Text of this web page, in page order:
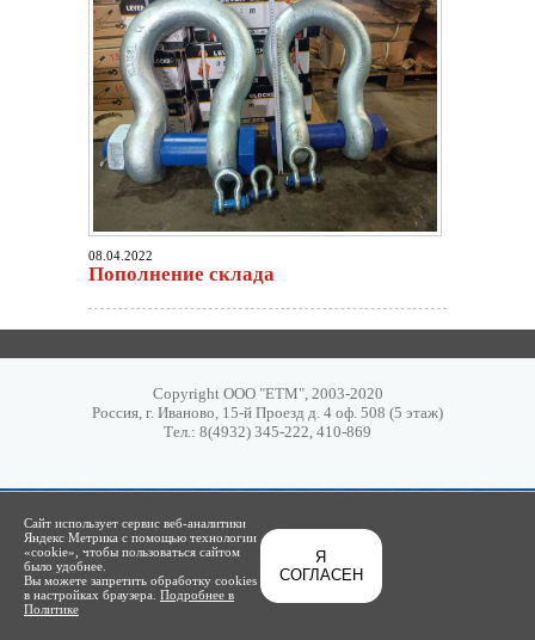
08.04.2022
Пополнение склада
Copyright ООО "ЕТМ", 2003-2020
Россия, г. Иваново, 15-й Проезд д. 4 оф. 508 (5 этаж)
Тел.: 8(4932) 345-222, 410-869
Сайт использует сервис веб-аналитики
Яндекс Метрика с помощью технологии
«cookie», чтобы пользоваться сайтом
было удобнее.
Вы можете запретить обработку cookies
в настройках браузера. Подробнее в
Политике
Я
СОГЛАСЕН